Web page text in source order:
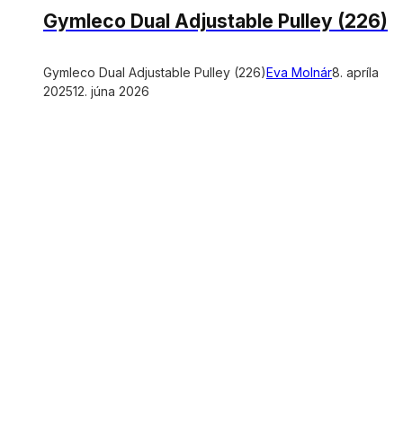
Gymleco Dual Adjustable Pulley (226)
Gymleco Dual Adjustable Pulley (226)Eva Molnár8. apríla
202512. júna 2026